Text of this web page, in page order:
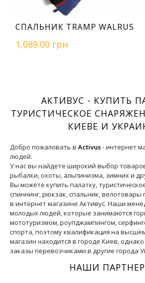
СПАЛЬНИК TRAMP WALRUS
1,089.00 грн
АКТИВУС - КУПИТЬ
ТУРИСТИЧЕСКОЕ
КИЕВЕ И
Добро пожаловать в Activus- интернет
людей.
У нас вы найдете широкий выбор
рыбалки, охоты, альпинизма, зимних и
Вы можете купить палатку,
спиннинг, рюкзак, спальник,
в интернет магазине Активус. Наши
молодых людей, которые занимаются
мототуризмом, роупджампингом,
спорта, поэтому квалификация на
магазин находится в городе Киев,
заказы перевозчиками в другие города
НАШИ